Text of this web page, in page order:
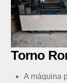
Torno
A máquina